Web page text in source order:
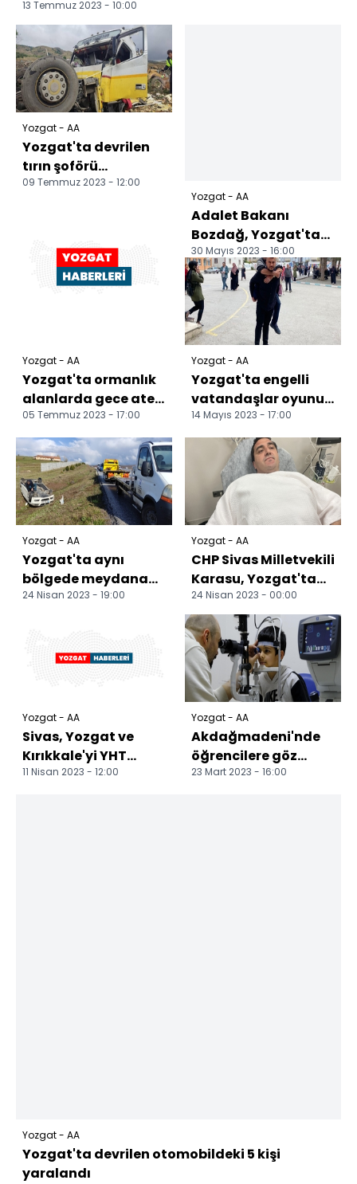
13 Temmuz 2023 - 10:00
Yozgat - AA
Yozgat'ta devrilen
tırın şoförü
yaralandı
09 Temmuz 2023 - 12:00
Yozgat - AA
Yozgat'ta ormanlık
alanlarda gece ateş
yakmak yasaklandı
05 Temmuz 2023 - 17:00
Yozgat - AA
Adalet Bakanı
Bozdağ, Yozgat'ta
cenaze törenine
katıldı
30 Mayıs 2023 - 16:00
Yozgat - AA
Yozgat'ta engelli
vatandaşlar oyunu
kullandı
14 Mayıs 2023 - 17:00
Yozgat - AA
Yozgat'ta aynı
bölgede meydana
gelen iki trafik
24 Nisan 2023 - 19:00
Yozgat - AA
CHP Sivas Milletvekili
Karasu, Yozgat'ta
geçirdiği trafik
kazasında hafif y...
24 Nisan 2023 - 00:00
Yozgat - AA
Sivas, Yozgat ve
Kırıkkale'yi YHT
heyecanı sardı
11 Nisan 2023 - 12:00
Yozgat - AA
Akdağmadeni'nde
öğrencilere göz
sağlığı taraması
23 Mart 2023 - 16:00
Yozgat - AA
Yozgat'ta devrilen otomobildeki 5 kişi
yaralandı